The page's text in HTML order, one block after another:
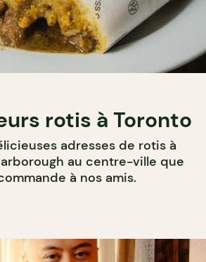
rotis à Toronto
adresses de rotis à
au centre-ville que
à nos amis.